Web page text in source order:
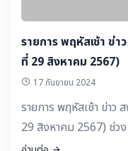
รายการ พฤหัสเช้า ข่
ที่ 29 สิงหาคม 2567)
17 กันยายน 2024
รายการ พฤหัสเช้า ข่า
29 สิงหาคม 2567) ช่วง